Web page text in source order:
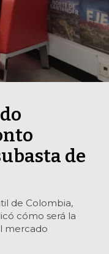
de
de Colombia,
cómo será la
mercado